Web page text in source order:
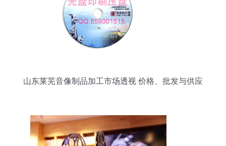
山东莱芜音像制品加工市场透视 价格、批发与供应